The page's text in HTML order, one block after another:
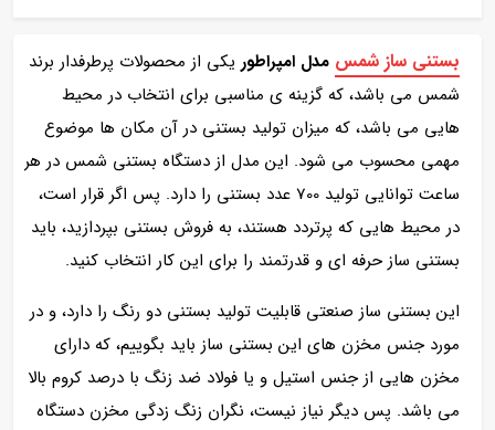
بستنی ساز شمس مدل امپراطور یکی از محصولات پرطرفدار برند
شمس می باشد، که گزینه ی مناسبی برای انتخاب در محیط
هایی می باشد، که میزان تولید بستنی در آن مکان ها موضوع
مهمی محسوب می شود. این مدل از دستگاه بستنی شمس در هر
ساعت توانایی تولید 700 عدد بستنی را دارد. پس اگر قرار است،
در محیط هایی که پرتردد هستند، به فروش بستنی بپردازید، باید
بستنی ساز حرفه ای و قدرتمند را برای این کار انتخاب کنید.
این بستنی ساز صنعتی قابلیت تولید بستنی دو رنگ را دارد، و در
مورد جنس مخزن های این بستنی ساز باید بگوییم، که دارای
مخزن هایی از جنس استیل و یا فولاد ضد زنگ با درصد کروم بالا
می باشد. پس دیگر نیاز نیست، نگران زنگ زدگی مخزن دستگاه